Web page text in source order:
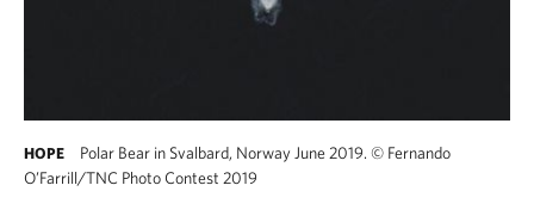
HOPE Polar Bear in Svalbard, Norway June 2019. © Fernando
O’Farrill/TNC Photo Contest 2019